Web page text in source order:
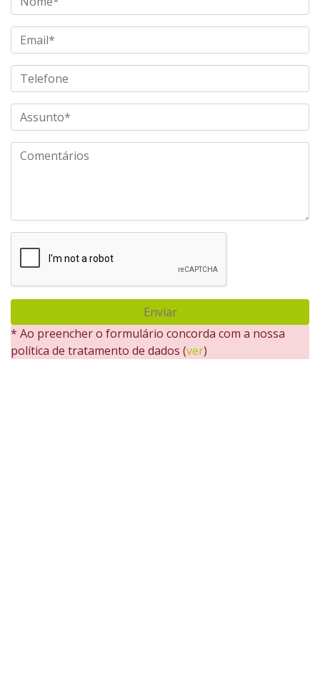
Enviar
* Ao preencher o formulário concorda com a nossa
política de tratamento de dados (ver)